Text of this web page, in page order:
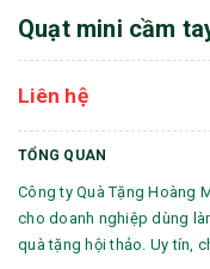
Quạt mini cầm
Liên hệ
TỔNG QUAN
Công ty Quà Tặng Hoàng
cho doanh nghiệp dùng
quà tặng hội thảo. Uy tín,